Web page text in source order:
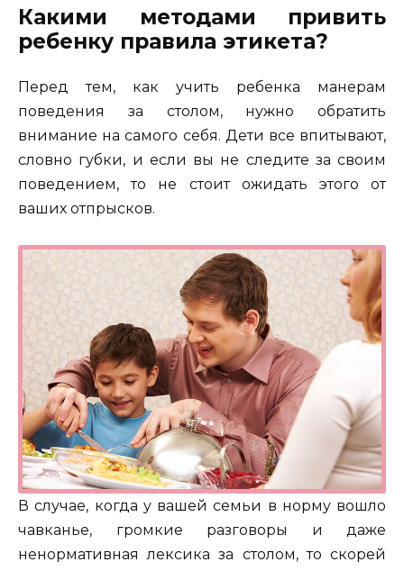
Какими методами привить
ребенку правила этикета?
Перед тем, как учить ребенка манерам
поведения за столом, нужно обратить
внимание на самого себя. Дети все впитывают,
словно губки, и если вы не следите за своим
поведением, то не стоит ожидать этого от
ваших отпрысков.
В случае, когда у вашей семьи в норму вошло
чавканье, громкие разговоры и даже
ненормативная лексика за столом, то скорей